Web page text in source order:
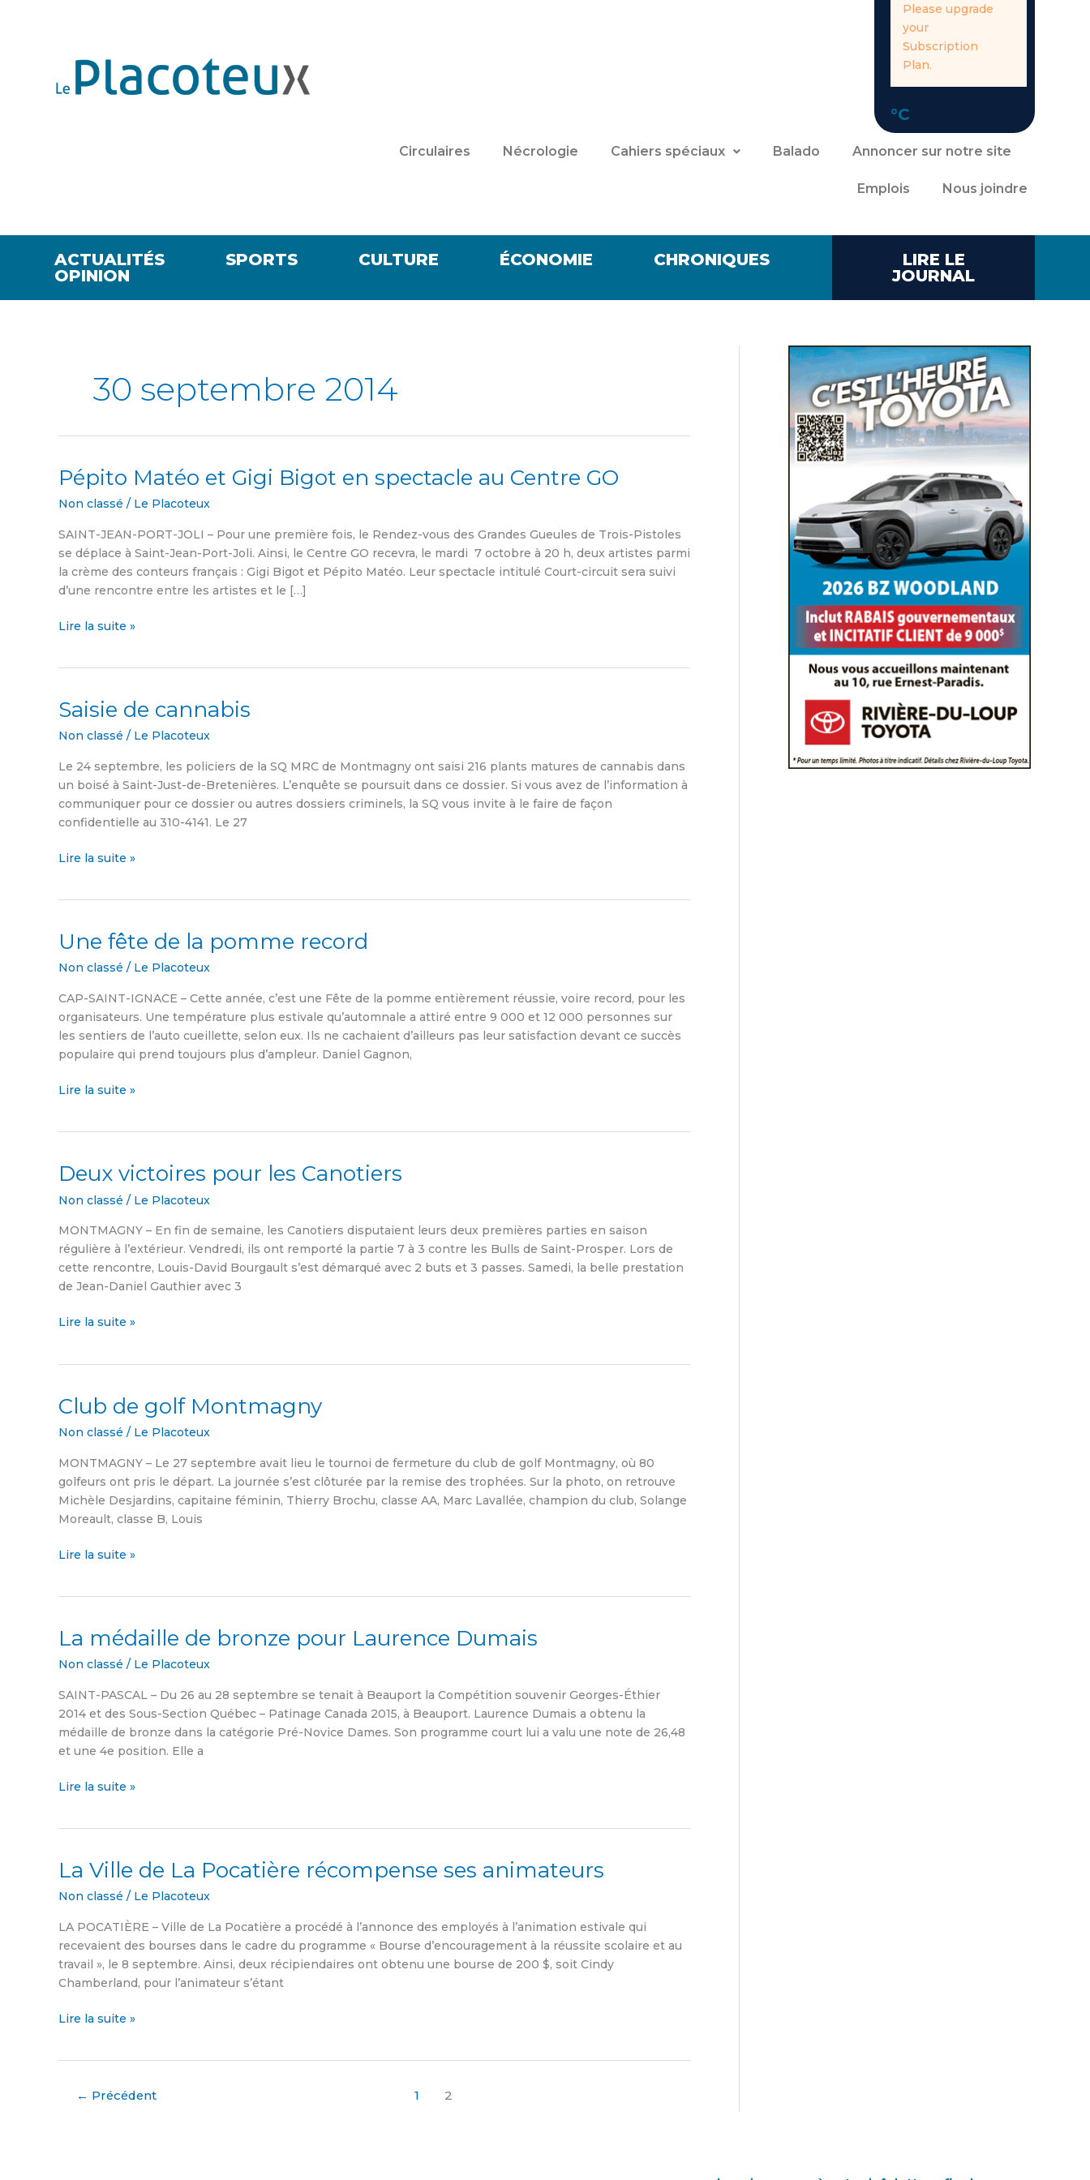
Please upgrade
your
Subscription
Plan.
°C
Circulaires Nécrologie Cahiers spéciaux Balado Annoncer sur notre site
Emplois Nous joindre
ACTUALITÉS SPORTS CULTURE ÉCONOMIE
CHRONIQUES
OPINION
LIRE LE
JOURNAL
30 septembre 2014
Pépito Matéo et Gigi Bigot en spectacle au Centre GO
Non classé / Le Placoteux
SAINT-JEAN-PORT-JOLI – Pour une première fois, le Rendez-vous des Grandes Gueules de Trois-Pistoles
se déplace à Saint-Jean-Port-Joli. Ainsi, le Centre GO recevra, le mardi 7 octobre à 20 h, deux artistes parmi
la crème des conteurs français : Gigi Bigot et Pépito Matéo. Leur spectacle intitulé Court-circuit sera suivi
d’une rencontre entre les artistes et le […]
Pépito
Matéo
et
Gigi
Bigot
en
spectacle
Centre
Lire la suite »
Saisie de cannabis
Non classé / Le Placoteux
Le 24 septembre, les policiers de la SQ MRC de Montmagny ont saisi 216 plants matures de cannabis dans
un boisé à Saint-Just-de-Bretenières. L’enquête se poursuit dans ce dossier. Si vous avez de l’information à
communiquer pour ce dossier ou autres dossiers criminels, la SQ vous invite à le faire de façon
confidentielle au 310-4141. Le 27
Saisie
cannabis
Lire la suite »
Une fête de la pomme record
Non classé / Le Placoteux
CAP-SAINT-IGNACE – Cette année, c’est une Fête de la pomme entièrement réussie, voire record, pour les
organisateurs. Une température plus estivale qu’automnale a attiré entre 9 000 et 12 000 personnes sur
les sentiers de l’auto cueillette, selon eux. Ils ne cachaient d’ailleurs pas leur satisfaction devant ce succès
populaire qui prend toujours plus d’ampleur. Daniel Gagnon,
Une
de
la
pomme
record
Lire la suite »
Deux victoires pour les Canotiers
Non classé / Le Placoteux
MONTMAGNY – En fin de semaine, les Canotiers disputaient leurs deux premières parties en saison
régulière à l’extérieur. Vendredi, ils ont remporté la partie 7 à 3 contre les Bulls de Saint-Prosper. Lors de
cette rencontre, Louis-David Bourgault s’est démarqué avec 2 buts et 3 passes. Samedi, la belle prestation
de Jean-Daniel Gauthier avec 3
Deux
pour
les
Canotiers
Lire la suite »
Club de golf Montmagny
Non classé / Le Placoteux
MONTMAGNY – Le 27 septembre avait lieu le tournoi de fermeture du club de golf Montmagny, où 80
golfeurs ont pris le départ. La journée s’est clôturée par la remise des trophées. Sur la photo, on retrouve
Michèle Desjardins, capitaine féminin, Thierry Brochu, classe AA, Marc Lavallée, champion du club, Solange
Moreault, classe B, Louis
Club
golf
Montmagny
Lire la suite »
La médaille de bronze pour Laurence Dumais
Non classé / Le Placoteux
SAINT-PASCAL – Du 26 au 28 septembre se tenait à Beauport la Compétition souvenir Georges-Éthier
2014 et des Sous-Section Québec – Patinage Canada 2015, à Beauport. Laurence Dumais a obtenu la
médaille de bronze dans la catégorie Pré-Novice Dames. Son programme court lui a valu une note de 26,48
et une 4e position. Elle a
La
de
bronze
pour
Laurence
Dumais
Lire la suite »
La Ville de La Pocatière récompense ses animateurs
Non classé / Le Placoteux
LA POCATIÈRE – Ville de La Pocatière a procédé à l’annonce des employés à l’animation estivale qui
recevaient des bourses dans le cadre du programme « Bourse d’encouragement à la réussite scolaire et au
travail », le 8 septembre. Ainsi, deux récipiendaires ont obtenu une bourse de 200 $, soit Cindy
Chamberland, pour l’animateur s’étant
La
de
La
Pocatière
récompense
ses
Lire la suite »
← Précédent 1 2